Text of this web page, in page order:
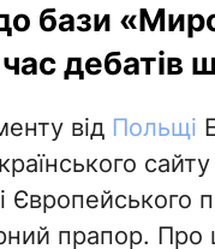
бази
дебатів
від Польщі
прапор. Про